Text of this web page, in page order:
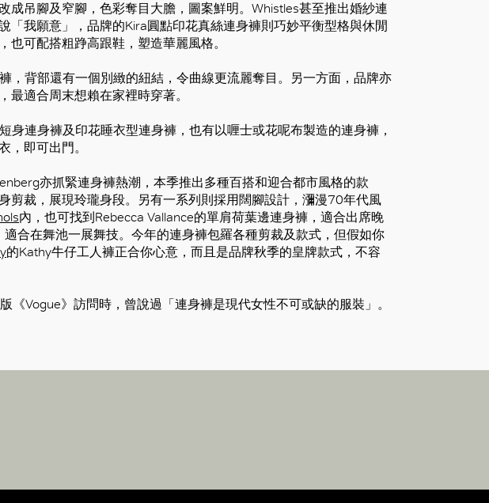
成吊腳及窄腳，色彩奪目大膽，圖案鮮明。Whistles甚至推出婚紗連
「我願意」，品牌的Kira圓點印花真絲連身褲則巧妙平衡型格與休閒
也可配搭粗踭高跟鞋，塑造華麗風格。
，背部還有一個別緻的紐結，令曲線更流麗奪目。另一方面，品牌亦
最適合周末想賴在家裡時穿著。
身連身褲及印花睡衣型連身褲，也有以喱士或花呢布製造的連身褲，
，即可出門。
亦抓緊連身褲熱潮，本季推出多種百搭和迎合都市風格的款
剪裁，展現玲瓏身段。另有一系列則採用闊腳設計，瀰漫70年代風
內，也可找到Rebecca Vallance的單肩荷葉邊連身褲，適合出席晚
合在舞池一展舞技。今年的連身褲包羅各種剪裁及款式，但假如你
的Kathy牛仔工人褲正合你心意，而且是品牌秋季的皇牌款式，不容
《Vogue》訪問時，曾說過「連身褲是現代女性不可或缺的服裝」。